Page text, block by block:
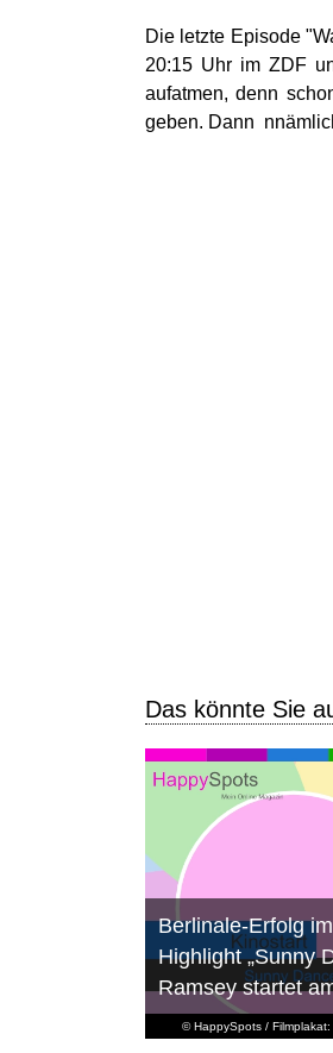
Die letzte Episode
20:15 Uhr im ZDF
aufatmen, denn
geben. Dann
Das könnte Sie
© HappySpots /
Berlinale-Erfolg
Highlight „Sunny
Ramsey startet